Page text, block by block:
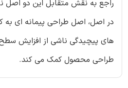
راجع به نقش متقابل این دو اصل
در اصل، اصل طراحی پیمانه ای به
های پیچیدگی ناشی از افزایش سطح
طراحی محصول کمک می کند.